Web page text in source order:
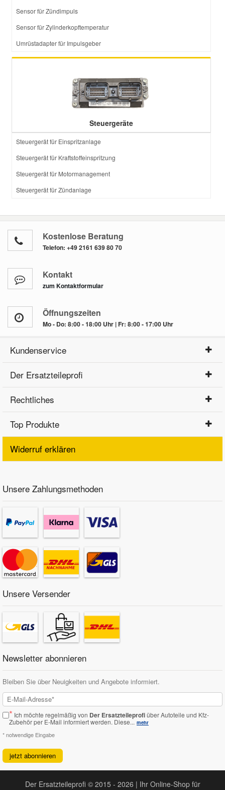
Sensor für Zündimpuls
Sensor für Zylinderkopftemperatur
Umrüstadapter für Impulsgeber
Steuergeräte
Steuergerät für Einspritzanlage
Steuergerät für Kraftstoffeinspritzung
Steuergerät für Motormanagement
Steuergerät für Zündanlage
Kostenlose Beratung
Telefon: +49 2161 639 80 70
Kontakt
zum Kontaktformular
Öffnungszeiten
Mo - Do: 8:00 - 18:00 Uhr | Fr: 8:00 - 17:00 Uhr
Kundenservice
Der Ersatzteileprofi
Rechtliches
Top Produkte
Widerruf erklären
Unsere Zahlungsmethoden
Unsere Versender
Newsletter abonnieren
Bleiben Sie über Neuigkeiten und Angebote informiert.
* Ich möchte regelmäßig von Der Ersatzteileprofiüber Autoteile und Kfz-
Zubehör per E-Mail informiert werden. Diese... mehr
* notwendige Eingabe
jetzt abonnieren
Der Ersatzteileprofi © 2015 - 2026 | Ihr Online-Shop für